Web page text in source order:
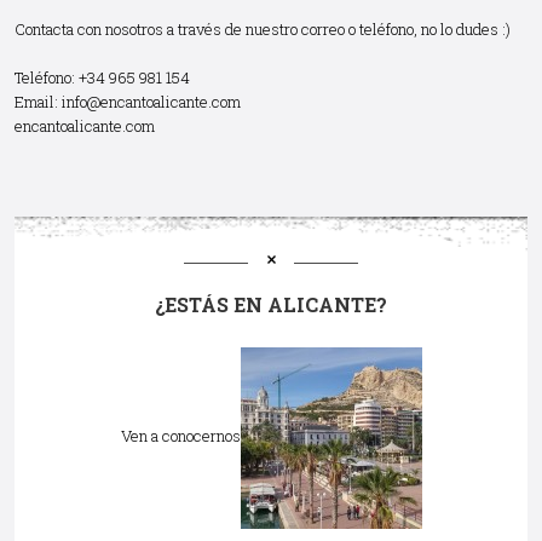
Contacta con nosotros a través de nuestro correo o teléfono, no lo dudes :)
Teléfono: +34 965 981 154
Email: info@encantoalicante.com
encantoalicante.com
¿ESTÁS EN ALICANTE?
Ven a conocernos